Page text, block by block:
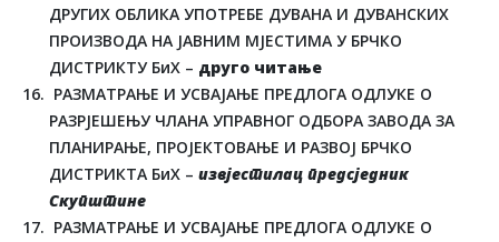
ДРУГИХ ОБЛИКА УПОТРЕБЕ ДУВАНА И ДУВАНСКИХ
ПРОИЗВОДА НА ЈАВНИМ МЈЕСТИМА У БРЧКО
ДИСТРИКТУ БиХ – друго читање
РАЗМАТРАЊЕ И УСВАЈАЊЕ ПРЕДЛОГА ОДЛУКЕ О
РАЗРЈЕШЕЊУ ЧЛАНА УПРАВНОГ ОДБОРА ЗАВОДА ЗА
ПЛАНИРАЊЕ, ПРОЈЕКТОВАЊЕ И РАЗВОЈ БРЧКО
ДИСТРИКТА БиХ – извјестилац предсједник
Скупштине
РАЗМАТРАЊЕ И УСВАЈАЊЕ ПРЕДЛОГА ОДЛУКЕ О